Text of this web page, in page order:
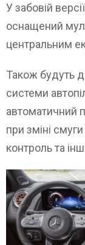
У забовій
оснащений
центральним
Також будуть
системи
автоматичний
при зміні
контроль та